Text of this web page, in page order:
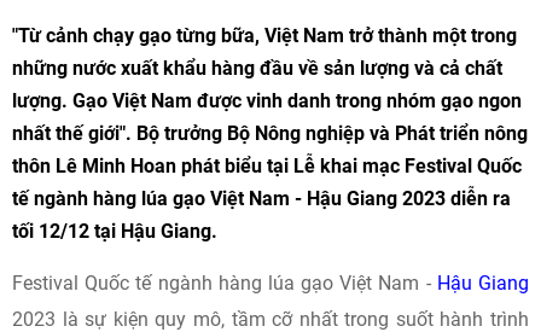
"Từ cảnh chạy gạo từng bữa, Việt Nam trở thành một trong
những nước xuất khẩu hàng đầu về sản lượng và cả chất
lượng. Gạo Việt Nam được vinh danh trong nhóm gạo ngon
nhất thế giới". Bộ trưởng Bộ Nông nghiệp và Phát triển nông
thôn Lê Minh Hoan phát biểu tại Lễ khai mạc Festival Quốc
tế ngành hàng lúa gạo Việt Nam - Hậu Giang 2023 diễn ra
tối 12/12 tại Hậu Giang.
Festival Quốc tế ngành hàng lúa gạo Việt Nam - Hậu Giang
2023 là sự kiện quy mô, tầm cỡ nhất trong suốt hành trình